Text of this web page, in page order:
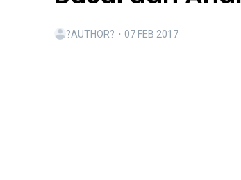
?AUTHOR? ・ 07 FEB 2017